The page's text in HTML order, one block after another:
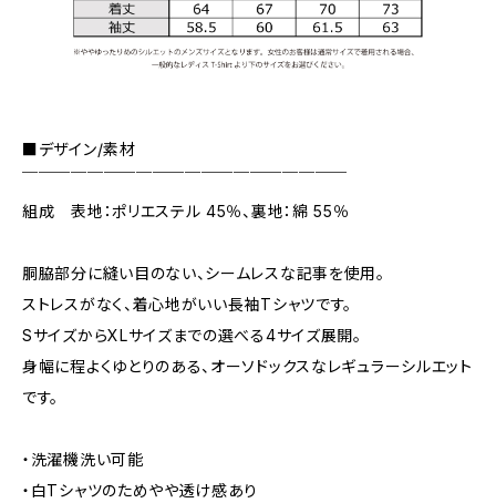
■デザイン/素材
組成 表地：ポリエステル 45％、裏地：綿 55％
胴脇部分に縫い目のない、シームレスな記事を使用。
ストレスがなく、着心地がいい長袖Tシャツです。
SサイズからXLサイズまでの選べる4サイズ展開。
身幅に程よくゆとりのある、オーソドックスなレギュラーシルエット
です。
・洗濯機洗い可能
・白Tシャツのためやや透け感あり